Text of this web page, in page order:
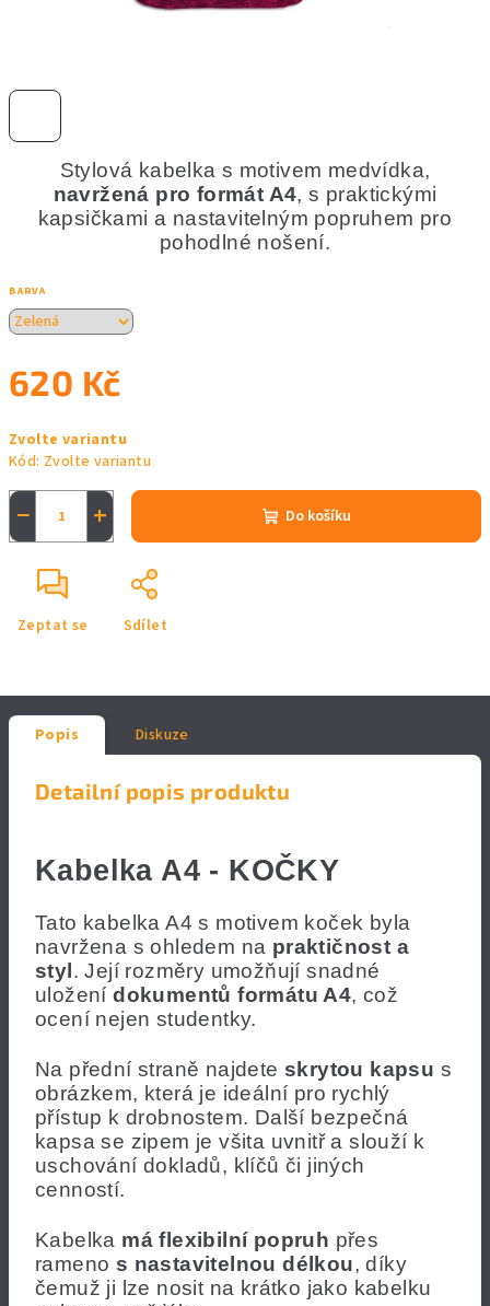
Stylová kabelka s motivem medvídka,
navržená pro formát A4, s praktickými
kapsičkami a nastavitelným popruhem pro
pohodlné nošení.
BARVA
620 Kč
cena:
Zvolte variantu
Kód: Zvolte variantu
+
− Do košíku
Zeptat se Sdílet
Popis Diskuze
Detailní popis produktu
Kabelka A4 - KOČKY
Tato kabelka A4 s motivem koček byla
navržena s ohledem na praktičnost a
styl . Její rozměry umožňují snadné
uloženídokumentů formátu A4, což
ocení nejen studentky.
Na přední straně najdete skrytou kapsu s
obrázkem, která je ideální pro rychlý
přístup k drobnostem. Další bezpečná
kapsa se zipem je všita uvnitř a slouží k
uschování dokladů, klíčů či jiných
cenností.
Kabelka má flexibilní popruh přes
rameno s nastavitelnou délkou, díky
čemuž ji lze nosit na krátko jako kabelku